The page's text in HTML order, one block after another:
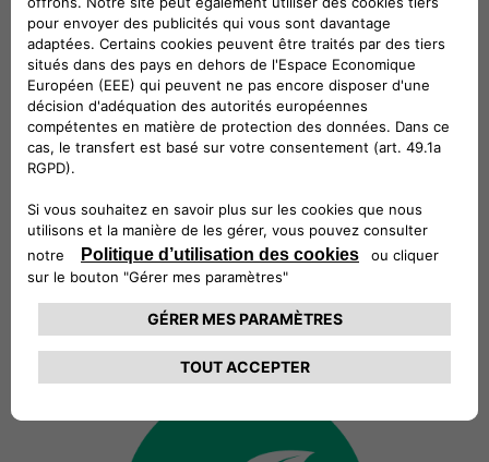
La vision
Nous voulons créer un monde plus
durable en offrant des solutions et
des services innovants qui anticipent
garantissent une expérience de
mobilité électrique de pointe, facile et
intuitive.